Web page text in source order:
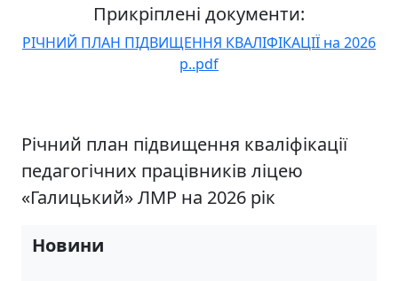
Прикріплені документи:
РІЧНИЙ ПЛАН ПІДВИЩЕННЯ КВАЛІФІКАЦІЇ на 2026
р..pdf
Річний план підвищення кваліфікації
педагогічних працівників ліцею
«Галицький» ЛМР на 2026 рік
Новини